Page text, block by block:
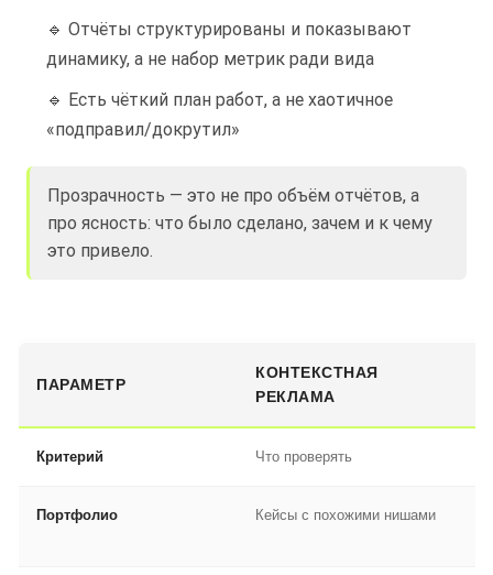
🔹 Отчёты структурированы и показывают
динамику, а не набор метрик ради вида
🔹 Есть чёткий план работ, а не хаотичное
«подправил/докрутил»
Прозрачность — это не про объём отчётов, а
про ясность: что было сделано, зачем и к чему
это привело.
ПАРАМЕТР
КОНТЕКСТНАЯ
РЕКЛАМА
Критерий Что проверять
Портфолио Кейсы с похожими нишами